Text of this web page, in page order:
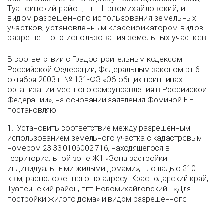
Туапсинский район, пгт. Новомихайловский, и
видом разрешенного использования земельных
участков, установленным классификатором видов
разрешенного использования земельных участков
В соответствии с Градостроительным кодексом
Российской Федерации, Федеральным законом от 6
октября 2003 г. № 131-ФЗ «Об общих принципах
организации местного самоуправления в Российской
Федерации», на основании заявления Фоминой Е.Е.
постановляю:
1. Установить соответствие между разрешенным
использованием земельного участка с кадастровым
номером 23:33:0106002:716, находящегося в
территориальной зоне Ж1 «Зона застройки
индивидуальными жилыми домами», площадью 310
кв.м, расположенного по адресу: Краснодарский край,
Туапсинский район, пгт. Новомихайловский - «Для
постройки жилого дома» и видом разрешенного